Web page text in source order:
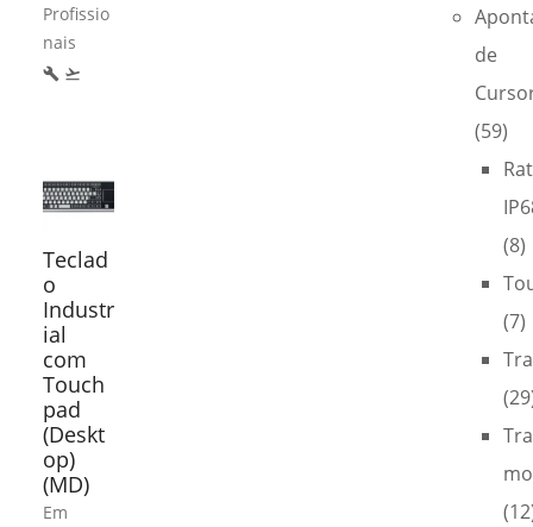
Profissio
nais
build flight_takeoff
Teclad
o
Industr
ial
com
Touch
pad
(Deskt
op)
(MD)
Em
de
(59)
(8)
(7)